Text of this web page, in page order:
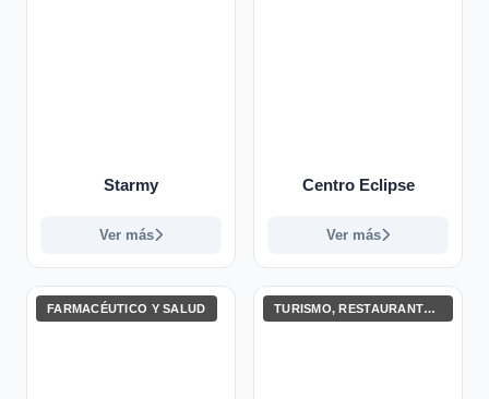
Starmy
Ver más
Centro Eclipse
Ver más
FARMACÉUTICO Y SALUD TURISMO, RESTAURANTES Y ENTRETENIMIENTO